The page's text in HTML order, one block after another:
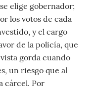
elige gobernador;
los votos de cada
y el cargo
de la policía, que
gorda cuando
un riesgo que al
cárcel. Por